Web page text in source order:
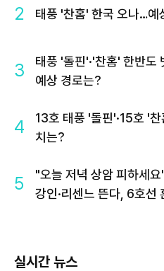
2 태풍 '찬홈' 한국 오나…예
3
태풍 '돌핀'·'찬홈' 한반도
예상 경로는?
4
13호 태풍 '돌핀'·15호 '
치는?
5
"오늘 저녁 상암 피하세
강인·리센느 뜬다, 6호선
실시간 뉴스